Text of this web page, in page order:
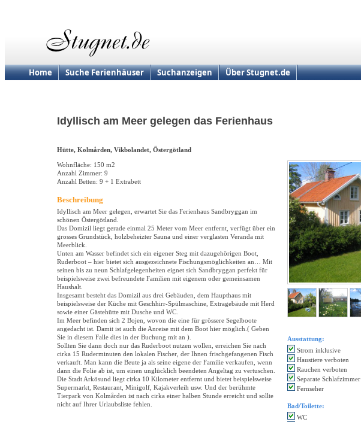
Home Suche Ferienhäuser Suchanzeigen Über Stugnet.de
Idyllisch am Meer gelegen das Ferienhaus
Hütte, Kolmården, Vikbolandet, Östergötland
Wohnfläche: 150 m2
Anzahl Zimmer: 9
Anzahl Betten: 9 + 1 Extrabett
Beschreibung
Idyllisch am Meer gelegen, erwartet Sie das Ferienhaus Sandbryggan im
schönen Östergötland.
Das Domizil liegt gerade einmal 25 Meter vom Meer entfernt, verfügt über ein
grosses Grundstück, holzbeheizter Sauna und einer verglasten Veranda mit
Meerblick.
Unten am Wasser befindet sich ein eigener Steg mit dazugehörigen Boot,
Ruderboot – hier bietet sich ausgezeichnete Fischungsmöglichkeiten an… Mit
seinen bis zu neun Schlafgelegenheiten eignet sich Sandbryggan perfekt für
beispielsweise zwei befreundete Familien mit eigenem oder gemeinsamen
Haushalt.
Insgesamt besteht das Domizil aus drei Gebäuden, dem Haupthaus mit
beispielsweise der Küche mit Geschhirr-Spülmaschine, Extragebäude mit Herd
sowie einer Gästehütte mit Dusche und WC.
Im Meer befinden sich 2 Bojen, wovon die eine für grössere Segelboote
angedacht ist. Damit ist auch die Anreise mit dem Boot hier möglich.( Geben
Sie in diesem Falle dies in der Buchung mit an ).
Sollten Sie dann doch nur das Ruderboot nutzen wollen, erreichen Sie nach
cirka 15 Ruderminuten den lokalen Fischer, der Ihnen frischgefangenen Fisch
verkauft. Man kann die Beute ja als seine eigene der Familie verkaufen, wenn
dann die Folie ab ist, um einen unglücklich beendeten Angeltag zu vertuschen.
Die Stadt Arkösund liegt cirka 10 Kilometer entfernt und bietet beispielsweise
Supermarkt, Restaurant, Minigolf, Kajakverleih usw. Und der berühmte
Tierpark von Kolmården ist nach cirka einer halben Stunde erreicht und sollte
nicht auf Ihrer Urlaubsliste fehlen.
Ausstattung:
Strom inklusive
Haustiere verboten
Rauchen verboten
Separate Schlafzimmer
Fernseher
Bad/Toilette:
WC